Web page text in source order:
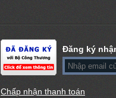
Đăng ký
Chấp nhận thanh toán